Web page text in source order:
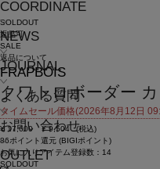
COORDINATE
NEWS
JOURNAL
よくある質問
お問い合わせ
OUTLET
SOLDOUT
返品可
SALE
返品について
FRAPBOIS
クワトロボーダー
タイムセール価格(2026年8月12日
¥ 17,600 ¥ 9,504
(税込)
86ポイント還元 (BIGIポイント)
お気に入りアイテム登録数： 14
SOLDOUT